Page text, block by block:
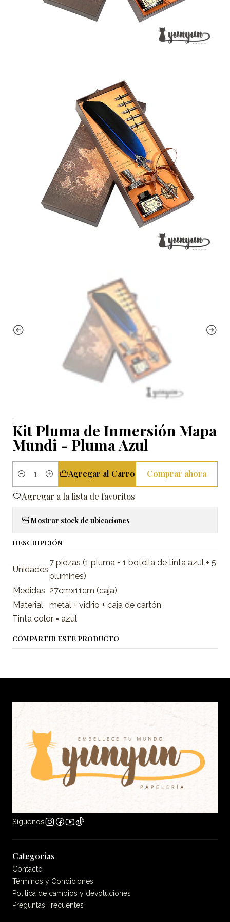
|
Kit Pluma de Inmersión Mapa
Mundi - Pluma Azul
Cantidad
Agregar al Carro Comprar ahora
Agregar a la lista de favoritos
Mostrar stock de ubicaciones
DESCRIPCIÓN
Unidades
7 piezas (1 pluma + 1 botella de tinta azul + 5
plumines)
Medidas 27cmx11cm (caja)
Material
metal + vidrio + caja de cartón
Tinta color = azul
COMPARTIR ESTE PRODUCTO
Síguenos
Categorías
Contacto
Términos y Condiciones
Politica de cambios y devoluciones
Preguntas Frecuentes